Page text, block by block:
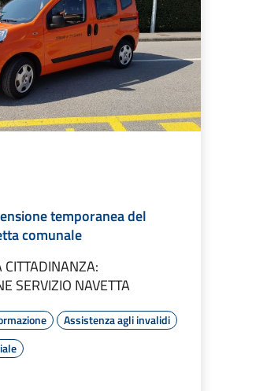
temporanea del
comunale
CITTADINANZA:
SERVIZIO NAVETTA
Assistenza agli invalidi